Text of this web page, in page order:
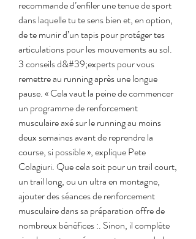
recommande d’enfiler une tenue de sport
dans laquelle tu te sens bien et, en option,
de te munir d’un tapis pour protéger tes
articulations pour les mouvements au sol.
3 conseils d&#39;experts pour vous
remettre au running après une longue
pause. « Cela vaut la peine de commencer
un programme de renforcement
musculaire axé sur le running au moins
deux semaines avant de reprendre la
course, si possible », explique Pete
Colagiuri. Que cela soit pour un trail court,
un trail long, ou un ultra en montagne,
ajouter des séances de renforcement
musculaire dans sa préparation offre de
nombreux bénéfices :. Sinon, il complète